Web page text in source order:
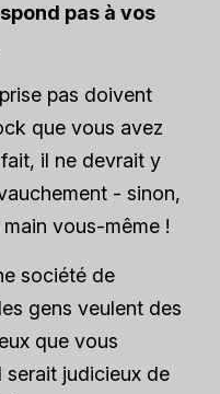
pas à vos
pas doivent
que vous avez
il ne devrait y
- sinon,
vous-même !
société de
gens veulent des
que vous
serait judicieux de